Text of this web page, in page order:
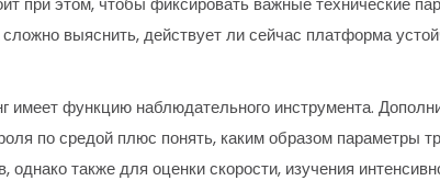
выяснить, действует ли сейчас платформа
имеет функцию наблюдательного инструмента.
по средой плюс понять, каким образом
однако также для оценки скорости, изучения